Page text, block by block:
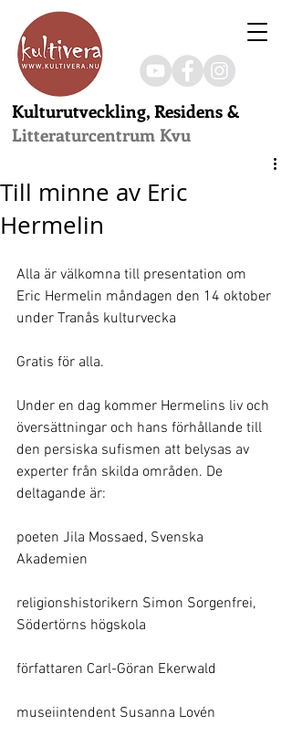
Kulturutveckling, Residens &
Litteraturcentrum Kvu
Till minne av Eric
Hermelin
Alla är välkomna till presentation om
Eric Hermelin måndagen den 14 oktober
under Tranås kulturvecka
Gratis för alla.
Under en dag kommer Hermelins liv och
översättningar och hans förhållande till
den persiska sufismen att belysas av
experter från skilda områden. De
deltagande är:
poeten Jila Mossaed, Svenska
Akademien
religionshistorikern Simon Sorgenfrei,
Södertörns högskola
författaren Carl-Göran Ekerwald
museiintendent Susanna Lovén